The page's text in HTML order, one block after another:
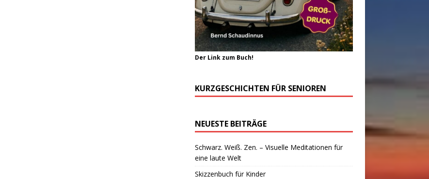
Der Link zum Buch!
KURZGESCHICHTEN FÜR SENIOREN
NEUESTE BEITRÄGE
Schwarz. Weiß. Zen. – Visuelle Meditationen für
eine laute Welt
Skizzenbuch für Kinder